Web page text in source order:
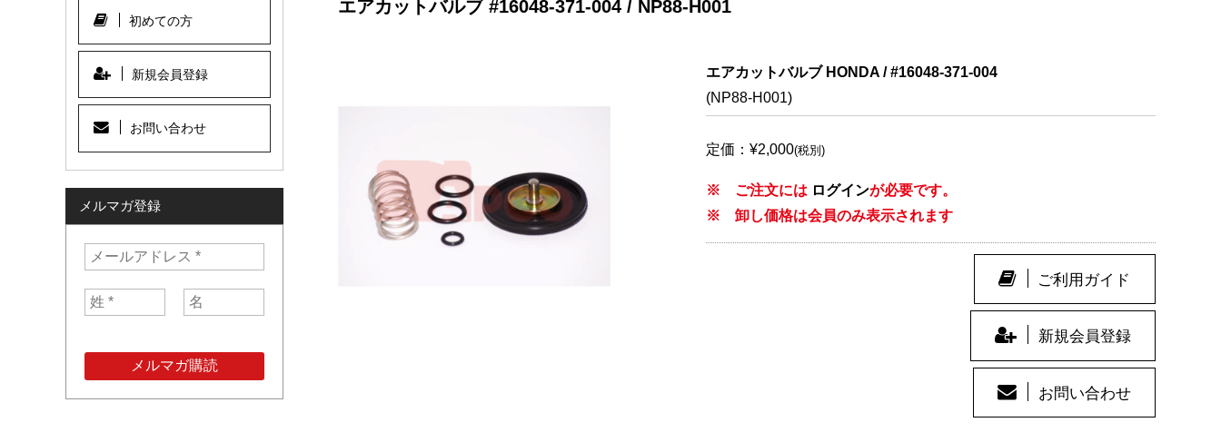
エアカットバルブ #16048-371-004 / NP88-H001
エアカットバルブ HONDA / #16048-371-004
(NP88-H001)
定価：¥2,000(税別)
※ ご注文には ログインが必要です。
※ 卸し価格は会員のみ表示されます
ご利用ガイド
新規会員登録
お問い合わせ
初めての方
新規会員登録
お問い合わせ
メルマガ登録